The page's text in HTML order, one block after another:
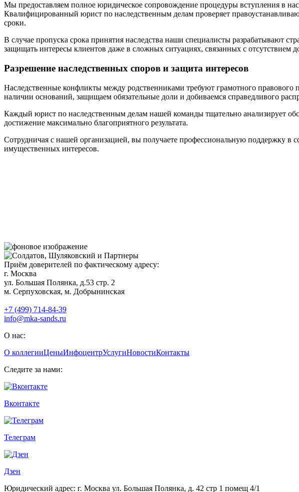
Мы предоставляем полное юридическое сопровождение процедуры вступления в
Квалифицированный юрист по наследственным делам проверяет
сроки.
В случае пропуска срока принятия наследства наши специалисты разрабатывают
защищать интересы клиентов даже в сложных ситуациях, связанных с
Разрешение наследственных споров и защита интересов
Наследственные конфликты между родственниками требуют грамотного
наличии оснований, защищаем обязательные доли и добиваемся справедливого
Каждый юрист по наследственным делам нашей команды тщательно анализирует
достижение максимально благоприятного результата.
Сотрудничая с нашей организацией, вы получаете профессиональную поддержку в
имущественных интересов.
Приём доверителей по фактическому адресу:
г. Москва
ул. Большая Полянка, д.53 стр. 2
м. Серпуховская, м. Добрынинская
+7 (499) 714-84-39
info@mka-sands.ru
О нас:
О коллегииЦеныИнфоцентрУслугиНовостиКонтакты
Следите за нами:
Вконтакте
Телеграм
Дзен
Юридический адрес: г. Москва ул. Большая Полянка, д. 42 стр 1 помещ 4/1